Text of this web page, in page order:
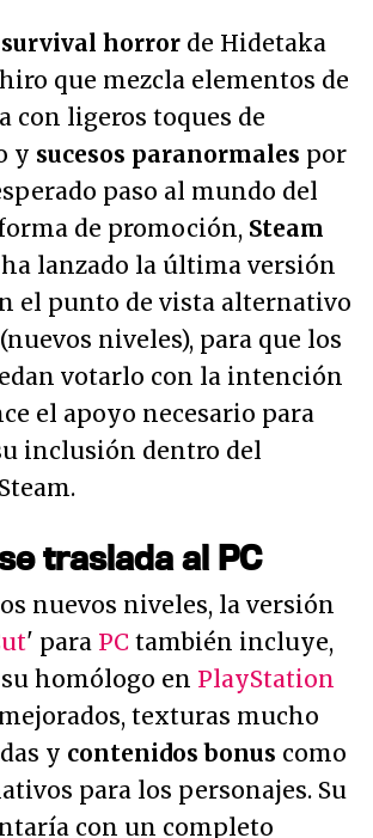
survival horror de Hidetaka
que mezcla elementos de
con ligeros toques de
y sucesos paranormales por
paso al mundo del
de promoción, Steam
ha lanzado la última versión
el punto de vista alternativo
niveles), para que los
votarlo con la intención
el apoyo necesario para
inclusión dentro del
traslada al PC
nuevos niveles, la versión
' para PC también incluye,
homólogo en PlayStation
texturas mucho
y contenidos bonus como
para los personajes. Su
con un completo